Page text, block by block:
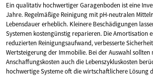
Ein qualitativ hochwertiger Garagenboden ist eine
Jahre. Regelmäßige Reinigung mit pH-neutralen
Lebensdauer erheblich. Kleinere Beschädigungen
Systemen kostengünstig reparieren. Die Amortisation
reduzierten Reinigungsaufwand, verbesserte
Wertsteigerung der Immobilie. Bei der Auswahl sollten
Anschaffungskosten auch die Lebenszykluskosten
hochwertige Systeme oft die wirtschaftlichere Lösung